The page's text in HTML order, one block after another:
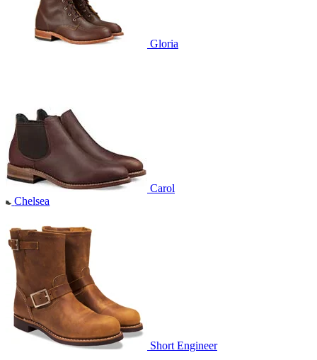
Gloria
Carol
Chelsea
Short Engineer